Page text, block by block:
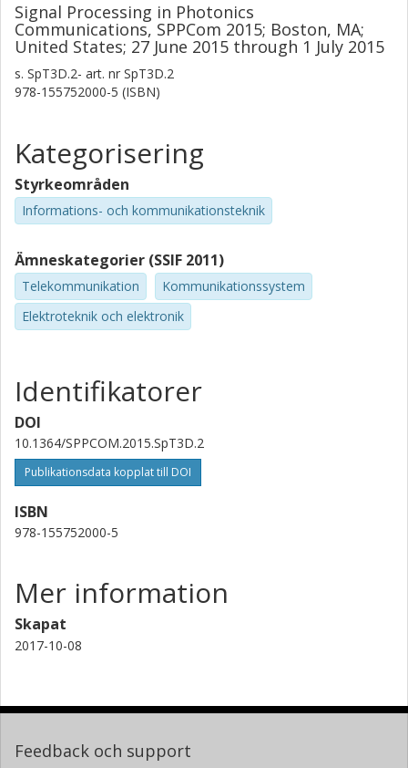
Signal Processing in Photonics
Communications, SPPCom 2015; Boston, MA;
United States; 27 June 2015 through 1 July 2015
s. SpT3D.2- art. nr SpT3D.2
978-155752000-5 (ISBN)
Kategorisering
Styrkeområden
Informations- och kommunikationsteknik
Ämneskategorier (SSIF 2011)
Telekommunikation
Kommunikationssystem
Elektroteknik och elektronik
Identifikatorer
DOI
10.1364/SPPCOM.2015.SpT3D.2
Publikationsdata kopplat till DOI
ISBN
978-155752000-5
Mer information
Skapat
2017-10-08
Feedback och support